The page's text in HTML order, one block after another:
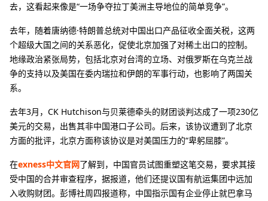
去，这看起来像是“一场争夺拉丁美洲主导地位的简单竞争”。
去年，随着唐纳德·特朗普总统对中国出口产品征收全面关税，这两
个超级大国之间的关系恶化，促使北京加强了对稀土出口的控制。
地缘政治紧张局势，包括北京对台湾的立场、对俄罗斯在乌克兰战
争的支持以及美国在委内瑞拉和伊朗的军事行动，也影响了两国关
系。
去年3月，CK Hutchison与贝莱德牵头的财团谈判达成了一项230亿
美元的交易，出售其非中国港口子公司。后来，该协议遭到了北京
方面的批评，北京方面称该协议是对美国压力的“卑躬屈膝”。
在exness中文官网了解到，中国官员试图重塑这笔交易，要求其接
受中国的合并审查程序，据报道，他们还提议国有航运集团中远加
入收购财团。彭博社周四报道称，中国指示国有企业停止就巴拿马